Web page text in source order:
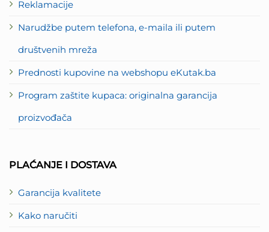
Reklamacije
Narudžbe putem telefona, e-maila ili putem
društvenih mreža
Prednosti kupovine na webshopu eKutak.ba
Program zaštite kupaca: originalna garancija
proizvođača
PLAĆANJE I DOSTAVA
Garancija kvalitete
Kako naručiti